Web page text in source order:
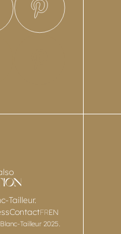
Tailleur.
ContactFREN
Tailleur 2025.